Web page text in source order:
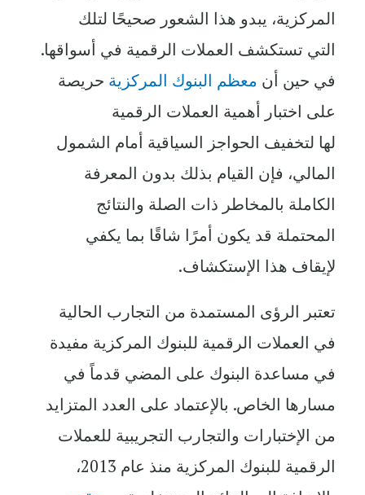
المركزية، يبدو هذا الشعور صحيحًا لتلك
التي تستكشف العملات الرقمية في أسواقها.
في حين أنمعظم البنوك المركزيةحريصة
على اختبار أهمية العملات الرقمية
لها لتخفيف الحواجز السياقية أمام الشمول
المالي، فإن القيام بذلك بدون المعرفة
الكاملة بالمخاطر ذات الصلة والنتائج
المحتملة قد يكون أمرًا شاقًا بما يكفي
لإيقاف هذا الإستكشاف.
تعتبر الرؤى المستمدة من التجارب الحالية
في العملات الرقمية للبنوك المركزية مفيدة
في مساعدة البنوك على المضي قدماً في
مسارها الخاص. بالإعتماد على العدد المتزايد
من الإختبارات والتجارب التجريبية للعملات
الرقمية للبنوك المركزية منذ عام 2013،